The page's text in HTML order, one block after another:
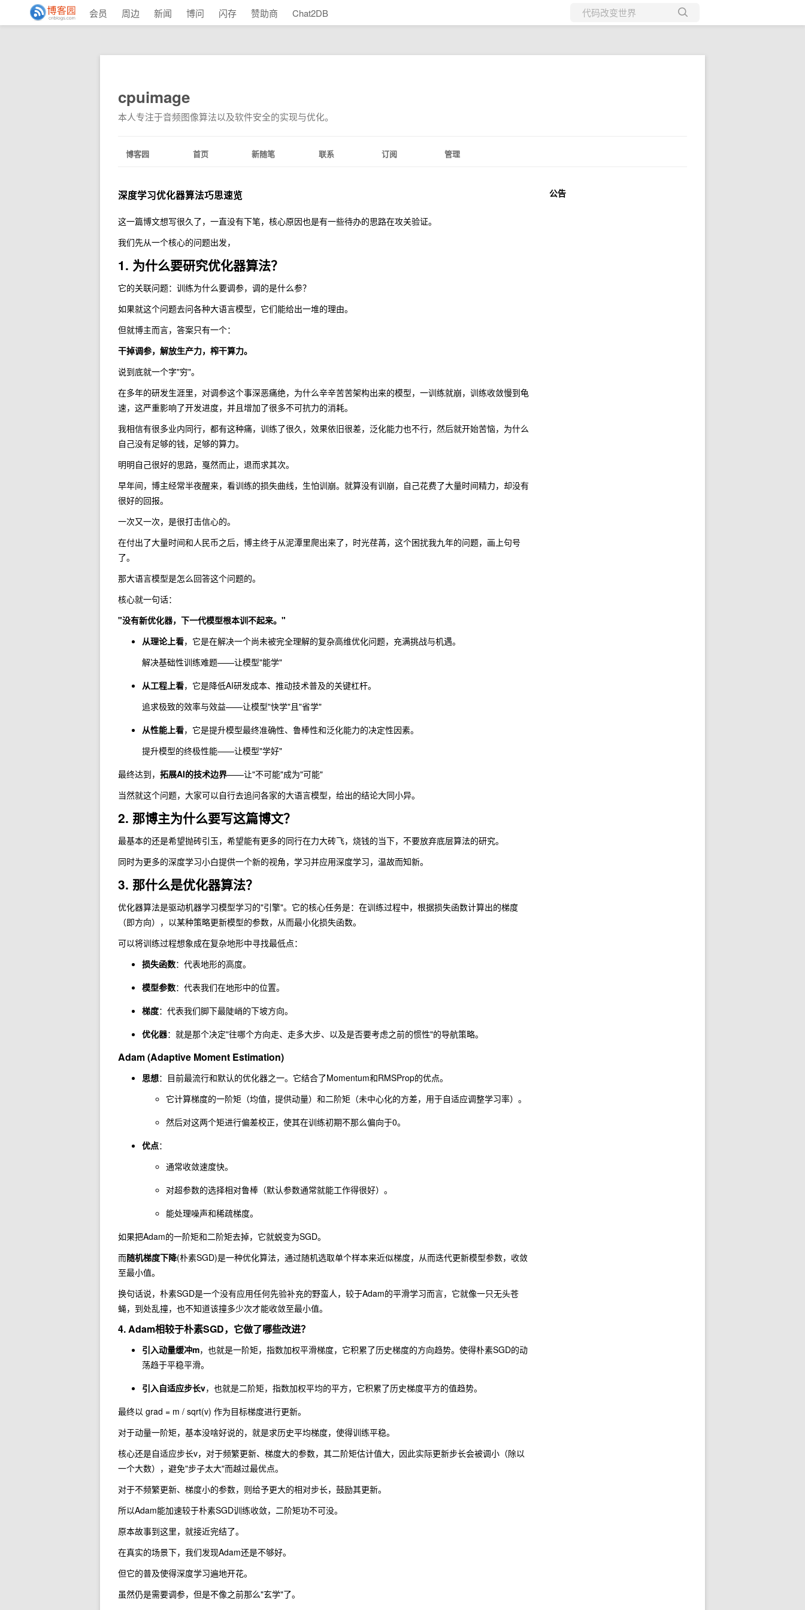
会员 周边 新闻 博问 闪存 赞助商 Chat2DB
当前博客
cpuimage
本人专注于音频图像算法以及软件安全的实现与优化。
博客园 首页 新随笔 联系 订阅 管理
深度学习优化器算法巧思速览
这一篇博文想写很久了，一直没有下笔，核心原因也是有一些待办的思路在攻关验证。
我们先从一个核心的问题出发，
1. 为什么要研究优化器算法？
它的关联问题：训练为什么要调参，调的是什么参？
如果就这个问题去问各种大语言模型，它们能给出一堆的理由。
但就博主而言，答案只有一个：
干掉调参，解放生产力，榨干算力。
说到底就一个字"穷"。
在多年的研发生涯里，对调参这个事深恶痛绝，为什么辛辛苦苦架构出来的模型，一训练就崩，训练收敛慢到龟
速，这严重影响了开发进度，并且增加了很多不可抗力的消耗。
我相信有很多业内同行，都有这种痛，训练了很久，效果依旧很差，泛化能力也不行，然后就开始苦恼，为什么
自己没有足够的钱，足够的算力。
明明自己很好的思路，戛然而止，退而求其次。
早年间，博主经常半夜醒来，看训练的损失曲线，生怕训崩。就算没有训崩，自己花费了大量时间精力，却没有
很好的回报。
一次又一次，是很打击信心的。
在付出了大量时间和人民币之后，博主终于从泥潭里爬出来了，时光荏苒，这个困扰我九年的问题，画上句号
了。
那大语言模型是怎么回答这个问题的。
核心就一句话：
"没有新优化器，下一代模型根本训不起来。"
从理论上看，它是在解决一个尚未被完全理解的复杂高维优化问题，充满挑战与机遇。
解决基础性训练难题——让模型"能学"
从工程上看，它是降低AI研发成本、推动技术普及的关键杠杆。
追求极致的效率与效益——让模型"快学"且"省学"
从性能上看，它是提升模型最终准确性、鲁棒性和泛化能力的决定性因素。
提升模型的终极性能——让模型"学好"
最终达到， 拓展AI的技术边界——让"不可能"成为"可能"
当然就这个问题，大家可以自行去追问各家的大语言模型，给出的结论大同小异。
2. 那博主为什么要写这篇博文？
最基本的还是希望抛砖引玉，希望能有更多的同行在力大砖飞，烧钱的当下，不要放弃底层算法的研究。
同时为更多的深度学习小白提供一个新的视角，学习并应用深度学习，温故而知新。
3. 那什么是优化器算法？
优化器算法是驱动机器学习模型学习的"引擎"。它的核心任务是：在训练过程中，根据损失函数计算出的梯度
（即方向），以某种策略更新模型的参数，从而最小化损失函数。
可以将训练过程想象成在复杂地形中寻找最低点：
损失函数：代表地形的高度。
模型参数：代表我们在地形中的位置。
梯度：代表我们脚下最陡峭的下坡方向。
优化器：就是那个决定"往哪个方向走、走多大步、以及是否要考虑之前的惯性"的导航策略。
Adam (Adaptive Moment Estimation)
思想：目前最流行和默认的优化器之一。它结合了Momentum和RMSProp的优点。
它计算梯度的一阶矩（均值，提供动量）和二阶矩（未中心化的方差，用于自适应调整学习率）。
然后对这两个矩进行偏差校正，使其在训练初期不那么偏向于0。
优点：
通常收敛速度快。
对超参数的选择相对鲁棒（默认参数通常就能工作得很好）。
能处理噪声和稀疏梯度。
如果把Adam的一阶矩和二阶矩去掉，它就蜕变为SGD。
而随机梯度下降(朴素SGD)是一种优化算法，通过随机选取单个样本来近似梯度，从而迭代更新模型参数，收敛
至最小值。
换句话说，朴素SGD是一个没有应用任何先验补充的野蛮人，较于Adam的平滑学习而言，它就像一只无头苍
蝇，到处乱撞，也不知道该撞多少次才能收敛至最小值。
4. Adam相较于朴素SGD，它做了哪些改进？
引入动量缓冲m，也就是一阶矩，指数加权平滑梯度，它积累了历史梯度的方向趋势。使得朴素SGD的动
荡趋于平稳平滑。
引入自适应步长v，也就是二阶矩，指数加权平均的平方，它积累了历史梯度平方的值趋势。
最终以 grad = m / sqrt(v) 作为目标梯度进行更新。
对于动量一阶矩，基本没啥好说的，就是求历史平均梯度，使得训练平稳。
核心还是自适应步长v，对于频繁更新、梯度大的参数，其二阶矩估计值大，因此实际更新步长会被调小（除以
一个大数），避免"步子太大"而越过最优点。
对于不频繁更新、梯度小的参数，则给予更大的相对步长，鼓励其更新。
所以Adam能加速较于朴素SGD训练收敛，二阶矩功不可没。
原本故事到这里，就接近完结了。
在真实的场景下，我们发现Adam还是不够好。
但它的普及使得深度学习遍地开花。
虽然仍是需要调参，但是不像之前那么"玄学"了。
公告